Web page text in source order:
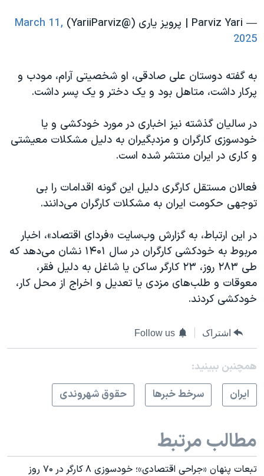
— Parviz Yari | پرویز یاری (@YariiParviz)
March 11,
2025
به گفته دوستان علی صادقی، او شخصیتی آرام، مودب و
پرکار داشت، متاهل بود و یک دختر و یک پسر داشت.
در سالیان گذشته نیز اخباری در مورد خودکشی و یا
خودسوزی کارگران و مزدبگیران به دلیل مشکلات معیشتی
و کاری در ایران منتشر شده است.
فعالان مستقل کارگری دلیل این گونه اقدامات را بی
توجهی حکومت ایران به مشکلات کارگران می‌دانند.
در این ارتباط، به گزارش وب‌سایت «فردای اقتصاد»، اخبار
مربوط به خودکشی کارگران در سال ۱۴۰۱ نشان می‌دهد که
طی ۲۸۳ روز، ۲۳ کارگر ساکن یا شاغل به دلیل فقر،
معوقات و طلب‌های مزدی یا تعدیل و اخراج از محل کار،
خودکشی کردند.
اشتراک Follow us
همچنبن ببینید:
ايران
سرخط خبرها حقوق شهروندی
مطالب مرتبط
تبعات پنهان «جراحی اقتصادی»؛‌ خودسوزی ۸ کارگر در ۷۰ روز